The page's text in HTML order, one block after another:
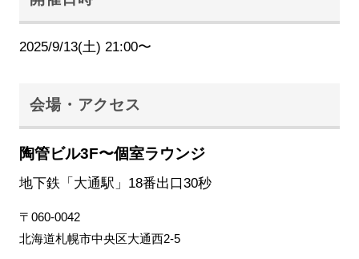
2025/9/13(土) 21:00〜
会場・アクセス
陶管ビル3F〜個室ラウンジ
地下鉄「大通駅」18番出口30秒
〒060-0042
北海道札幌市中央区大通西2-5